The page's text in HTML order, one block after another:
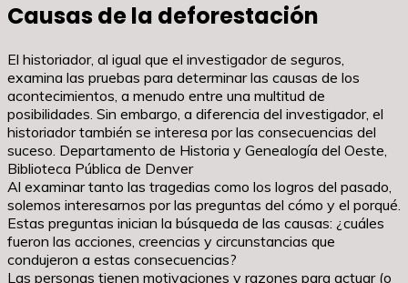
Causas de la deforestación
El historiador, al igual que el investigador de seguros,
examina las pruebas para determinar las causas de los
acontecimientos, a menudo entre una multitud de
posibilidades. Sin embargo, a diferencia del investigador, el
historiador también se interesa por las consecuencias del
suceso. Departamento de Historia y Genealogía del Oeste,
Biblioteca Pública de Denver
Al examinar tanto las tragedias como los logros del pasado,
solemos interesarnos por las preguntas del cómo y el porqué.
Estas preguntas inician la búsqueda de las causas: ¿cuáles
fueron las acciones, creencias y circunstancias que
condujeron a estas consecuencias?
Las personas tienen motivaciones y razones para actuar (o